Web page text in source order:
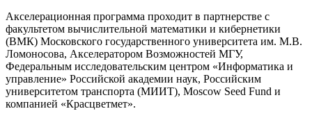
Акселерационная программа проходит в партнерстве с
факультетом вычислительной математики и кибернетики
(ВМК) Московского государственного университета им. М.В.
Ломоносова, Акселератором Возможностей МГУ,
Федеральным исследовательским центром «Информатика и
управление» Российской академии наук, Российским
университетом транспорта (МИИТ), Moscow Seed Fund и
компанией «Красцветмет».